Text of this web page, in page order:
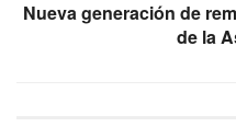
Nueva generación de
de la